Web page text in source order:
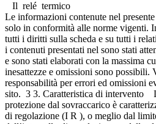
Il relé termico
Le informazioni contenute nel
solo in conformità alle norme vigenti.
tutti i diritti sulla scheda e su tutti i
i contenuti presentati nel sono stati
e sono stati elaborati con la massima
inesattezze e omissioni sono
responsabilità per errori ed omissioni
sito. 3 3. Caratteristica di intervento
protezione dal sovraccarico è
di regolazione (I R ), o meglio dal